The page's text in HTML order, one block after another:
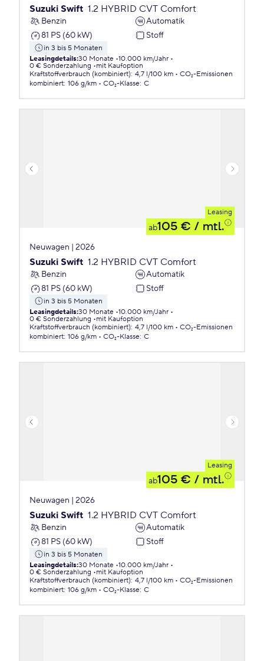
Suzuki Swift 1.2 HYBRID CVT Comfort
Benzin
Automatik
81 PS (60 kW)
Stoff
in 3 bis 5 Monaten
Leasingdetails:30 Monate 10.000 km/Jahr
0 € Sonderzahlung
mit Kaufoption
Kraftstoffverbrauch (kombiniert): 4,7 l/100 km
CO₂-Emissionen
kombiniert: 106 g/km CO₂-Klasse: C
Leasing
ab105 € / mtl.
Neuwagen | 2026
Suzuki Swift 1.2 HYBRID CVT Comfort
Benzin
Automatik
81 PS (60 kW)
Stoff
in 3 bis 5 Monaten
Leasingdetails:30 Monate 10.000 km/Jahr
0 € Sonderzahlung
mit Kaufoption
Kraftstoffverbrauch (kombiniert): 4,7 l/100 km
CO₂-Emissionen
kombiniert: 106 g/km CO₂-Klasse: C
Leasing
ab105 € / mtl.
Neuwagen | 2026
Suzuki Swift 1.2 HYBRID CVT Comfort
Benzin
Automatik
81 PS (60 kW)
Stoff
in 3 bis 5 Monaten
Leasingdetails:30 Monate 10.000 km/Jahr
0 € Sonderzahlung
mit Kaufoption
Kraftstoffverbrauch (kombiniert): 4,7 l/100 km
CO₂-Emissionen
kombiniert: 106 g/km CO₂-Klasse: C